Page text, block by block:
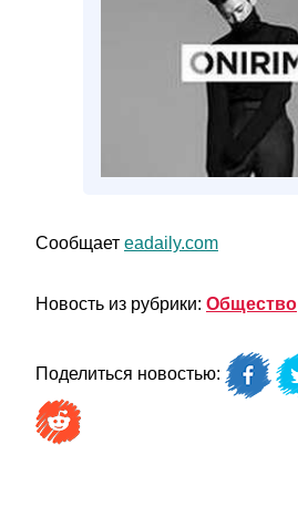
Сообщает eadaily.com
Новость из рубрики: Общество
Поделиться новостью: